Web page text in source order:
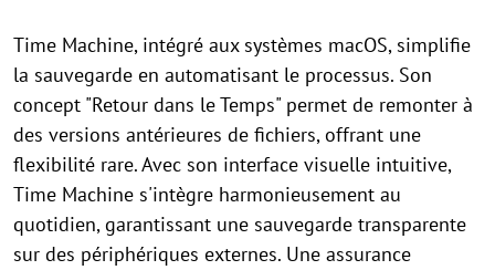
Time Machine, intégré aux systèmes macOS, simplifie
la sauvegarde en automatisant le processus. Son
concept "Retour dans le Temps" permet de remonter à
des versions antérieures de fichiers, offrant une
flexibilité rare. Avec son interface visuelle intuitive,
Time Machine s'intègre harmonieusement au
quotidien, garantissant une sauvegarde transparente
sur des périphériques externes. Une assurance